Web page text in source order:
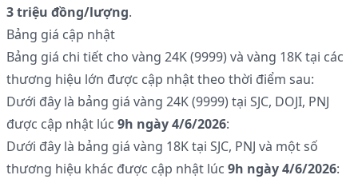
3 triệu đồng/lượng.
Bảng giá cập nhật
Bảng giá chi tiết cho vàng 24K (9999) và vàng 18K tại các
thương hiệu lớn được cập nhật theo thời điểm sau:
Dưới đây là bảng giá vàng 24K (9999) tại SJC, DOJI, PNJ
được cập nhật lúc 9h ngày 4/6/2026:
Dưới đây là bảng giá vàng 18K tại SJC, PNJ và một số
thương hiệu khác được cập nhật lúc 9h ngày 4/6/2026: